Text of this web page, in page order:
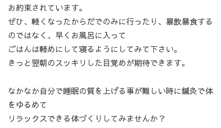
お約束されています。
ぜひ、軽くなったからだでのみに行ったり、暴飲暴食する
のではなく、早くお風呂に入って
ごはんは軽めにして寝るようにしてみて下さい。
きっと翌朝のスッキリした目覚めが期待できます。
なかなか自分で睡眠の質を上げる事が難しい時に鍼灸で体
をゆるめて
リラックスできる体づくりしてみませんか？